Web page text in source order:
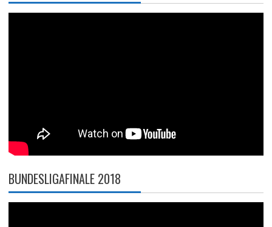
BUNDESLIGAFINALE 2018